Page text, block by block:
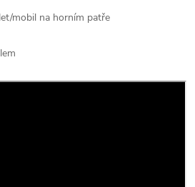
mobil na horním patře